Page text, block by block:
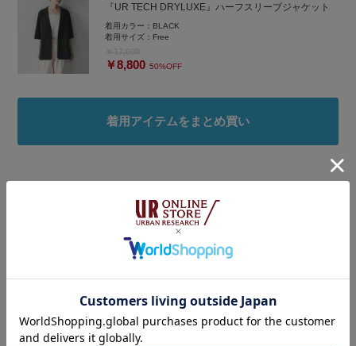
『UR TECH DRYLUXE』ハーフスリーブジャケット
着用カラー： BLACK
着用サイズ： Free
￥8,800 50%OFF
着用アイテムをまとめ買い
タグ
#お出かけコーデ #休日スタイル
#何度でも着たいスタメン服 #ブラックコーデ #夏の快適服